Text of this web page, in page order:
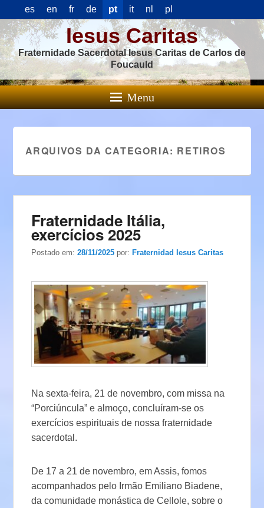
es en fr de pt it nl pl
Iesus Caritas
Fraternidade Sacerdotal Iesus Caritas de Carlos de
Foucauld
Menu
ARQUIVOS DA CATEGORIA: RETIROS
Fraternidade Itália,
exercícios 2025
Postado em:28/11/2025 por: Fraternidad Iesus Caritas
Na sexta-feira, 21 de novembro, com missa na
“Porciúncula” e almoço, concluíram-se os
exercícios espirituais de nossa fraternidade
sacerdotal.
De 17 a 21 de novembro, em Assis, fomos
acompanhados pelo Irmão Emiliano Biadene,
da comunidade monástica de Cellole, sobre o